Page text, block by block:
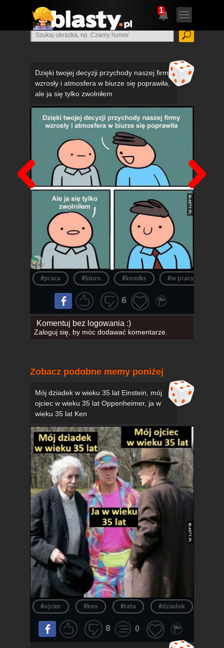
1
Dzięki twojej decyzji przychody naszej firmy
wzrosły i atmosfera w biurze się poprawiła,
ale ja się tylko zwolniłem
Poprzedni
#praca #biuro #komiks #w pracy
6
Komentuj bez logowania :)
Zaloguj się, by móc dodawać komentarze.
Zobacz podobne memy poniżej
Mój dziadek w wieku 35 lat Einstein, mój
ojciec w wieku 35 lat Oppenheimer, ja w
wieku 35 lat Ken
#ojciec #ken #tata #dziadek
8 0